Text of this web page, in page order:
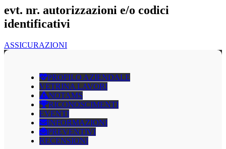
evt. nr. autorizzazioni e/o codici
identificativi
ASSICURAZIONI
PROFILO AZIENDALE
VETRINA LAVORI
NOTAMS
RICONOSCIMENTI
EVENTI
INFORMAZIONI
PREVENTIVI
RECENSIONI